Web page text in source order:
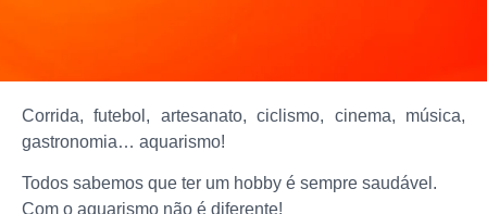
Corrida, futebol, artesanato, ciclismo, cinema, música,
gastronomia… aquarismo!
Todos sabemos que ter um hobby é sempre saudável.
Com o aquarismo não é diferente!